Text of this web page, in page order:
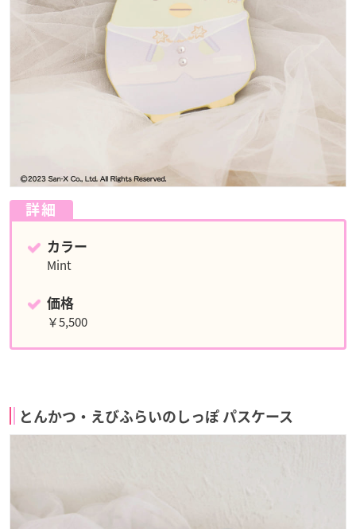
詳細
カラー
Mint
価格
￥5,500
とんかつ・えびふらいのしっぽ パスケース